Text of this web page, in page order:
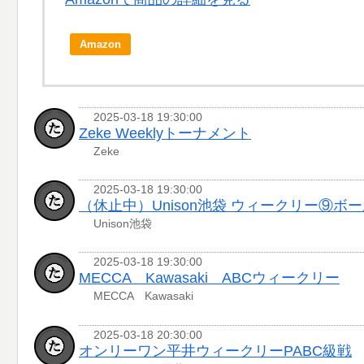
Amazon
2025-03-18 19:30:00
Zeke Weeklyトーナメント
Zeke
2025-03-18 19:30:00
（休止中）Unison池袋 ウィークリー⑨ボ
Unison池袋
2025-03-18 19:30:00
MECCA Kawasaki ABCウィークリー
MECCA Kawasaki
2025-03-18 20:30:00
オンリーワン平井ウィークリーPABC級戦